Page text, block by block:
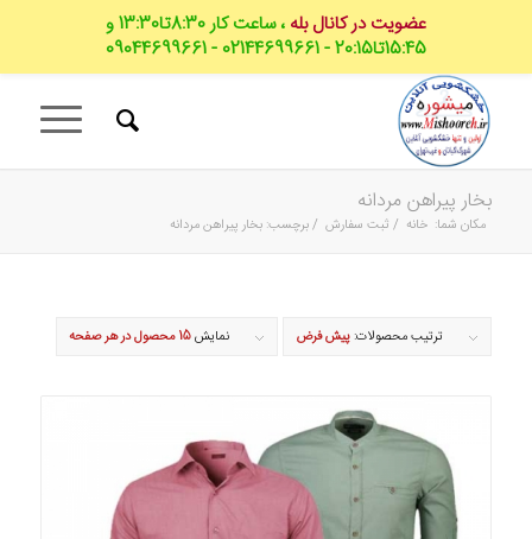
بخار پیراهن مردانه
مکان شما: خانه / ثبت سفارش /برچسب: بخار پیراهن مردانه
ترتیب محصولات:پیش فرض نمایش15 محصول در هر صفحه
عضویت در کانال بله
، ساعت کار 8:30تا13:30 و
15:45تا20:15 - 02144699661 - 09044699661